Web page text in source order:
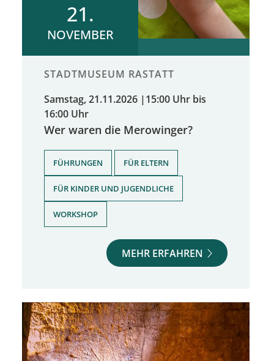
21.
NOVEMBER
STADTMUSEUM RASTATT
Samstag, 21.11.2026 | 15:00 Uhr bis
16:00 Uhr
Wer waren die Merowinger?
FÜHRUNGEN FÜR ELTERN
FÜR KINDER UND JUGENDLICHE
WORKSHOP
MEHR ERFAHREN